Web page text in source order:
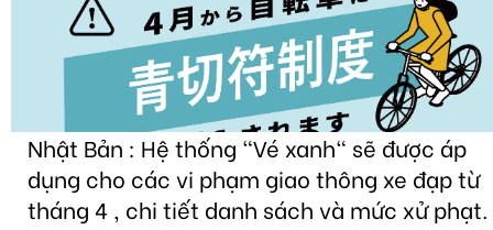
Nhật Bản : Hệ thống "Vé xanh" sẽ được áp
dụng cho các vi phạm giao thông xe đạp từ
tháng 4 , chi tiết danh sách và mức xử phạt.